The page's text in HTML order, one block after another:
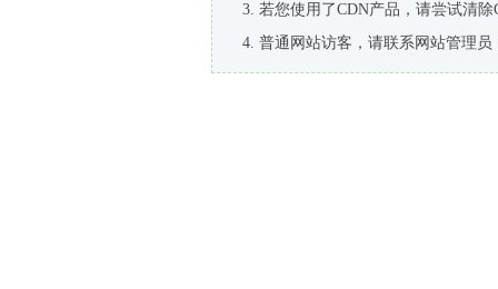
若您使用了CDN产品，请尝试清除
普通网站访客，请联系网站管理员